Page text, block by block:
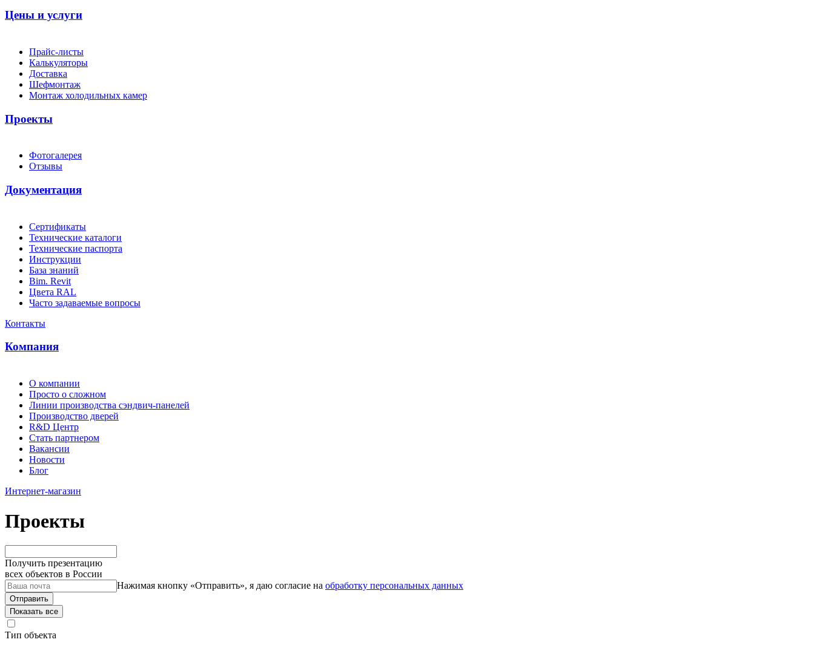
Цены и услуги
Прайс-листы
Калькуляторы
Доставка
Шефмонтаж
Монтаж холодильных камер
Проекты
Фотогалерея
Отзывы
Документация
Сертификаты
Технические каталоги
Технические паспорта
Инструкции
База знаний
Bim. Revit
Цвета RAL
Часто задаваемые вопросы
Контакты
Компания
О компании
Просто о сложном
Линии производства сэндвич-панелей
Производство дверей
R&D Центр
Стать партнером
Вакансии
Новости
Блог
Интернет-магазин
Проекты
Получить презентацию
всех объектов в России
Нажимая кнопку «Отправить», я даю согласие на обработку персональных данных
Отправить
Тип объекта